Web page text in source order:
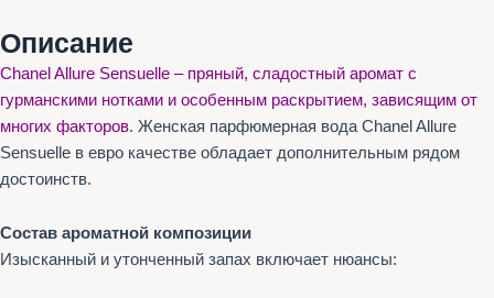
Описание
Chanel Allure Sensuelle – пряный, сладостный аромат с
гурманскими нотками и особенным раскрытием, зависящим от
многих факторов. Женская парфюмерная вода Chanel Allure
Sensuelle в евро качестве обладает дополнительным рядом
достоинств.
Состав ароматной композиции
Изысканный и утонченный запах включает нюансы: